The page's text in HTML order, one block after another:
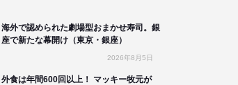
海外で認められた劇場型おまかせ寿司。銀
座で新たな幕開け（東京・銀座）
2026年8月5日
外食は年間600回以上！ マッキー牧元が